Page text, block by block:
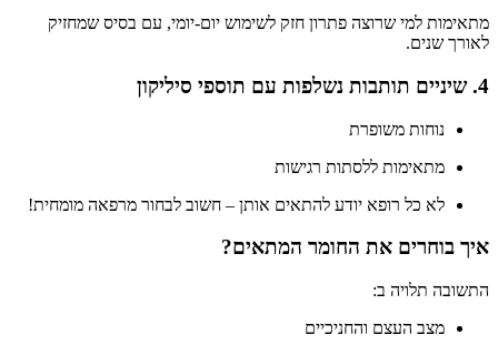
מתאימות למי שרוצה פתרון חזק לשימוש יום-יומי, עם בסיס שמחזיק
לאורך שנים.
4. שיניים תותבות נשלפות עם תוספי סיליקון
נוחות משופרת
מתאימות ללסתות רגישות
לא כל רופא יודע להתאים אותן – חשוב לבחור מרפאה מומחית!
איך בוחרים את החומר המתאים?
התשובה תלויה ב:
מצב העצם והחניכיים